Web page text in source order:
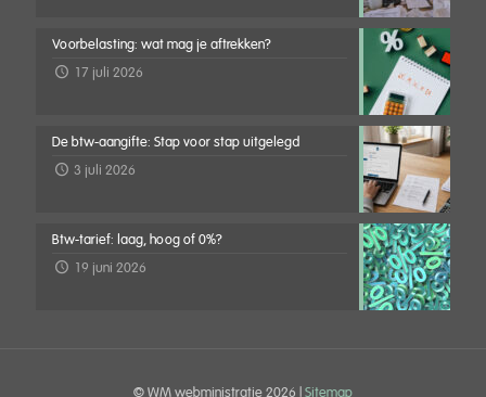
Voorbelasting: wat mag je aftrekken?
17 juli 2026
De btw-aangifte: Stap voor stap uitgelegd
3 juli 2026
Btw-tarief: laag, hoog of 0%?
19 juni 2026
© WM webministratie 2026 | Sitemap